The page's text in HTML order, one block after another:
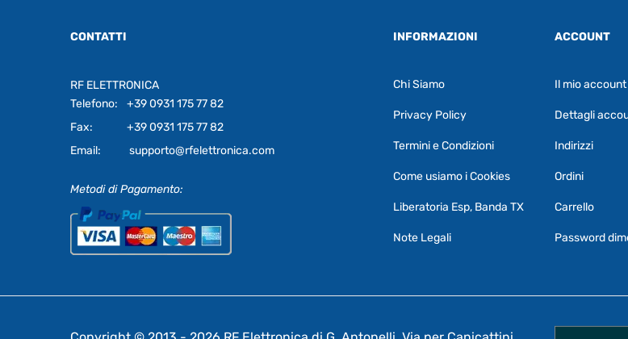
CONTATTI
RF ELETTRONICA
Telefono:
+39 0931 175 77 82
Fax:
+39 0931 175 77 82
Email:
supporto@rfelettronica.com
Metodi di Pagamento:
INFORMAZIONI
Chi Siamo
Privacy Policy
Termini e Condizioni
Come usiamo i Cookies
Liberatoria Esp, Banda TX
Note Legali
ACCOUNT
Il mio account
Dettagli
Indirizzi
Ordini
Carrello
Password